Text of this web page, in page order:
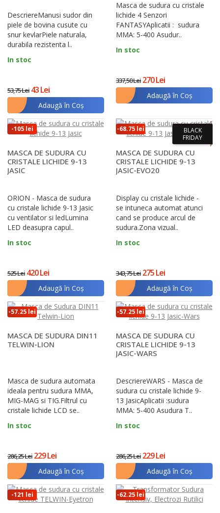
DescriereManusi sudor din
piele de bovina cusute cu
snur kevlarPiele naturala,
durabila rezistenta l..
In stoc
53,75 Lei 43 Lei
Adaugă în Coş
Masca de sudura cu cristale
lichide 4 Senzori
FANTASYAplicatii : sudura
MMA: 5-400 Asudur..
In stoc
337,50 Lei 270 Lei
Adaugă în Coş
-105 lei
MASCA DE SUDURA CU
CRISTALE LICHIDE 9-13
JASIC
ORION - Masca de sudura
cu cristale lichide 9-13 Jasic
cu ventilator si ledLumina
LED deasupra capul..
In stoc
525 Lei 420 Lei
Adaugă în Coş
BLACK
FRIDAY
-68.75 lei
MASCA DE SUDURA CU
CRISTALE LICHIDE 9-13
JASIC-EVO20
Display cu cristale lichide -
se intuneca automat atunci
cand se produce arcul de
sudura.Zona vizual..
In stoc
343,75 Lei 275 Lei
Adaugă în Coş
-57.25 lei
MASCA DE SUDURA DIN11
TELWIN-LION
Masca de sudura automata
ideala pentru sudura MMA,
MIG-MAG si TIG.Filtrul cu
cristale lichide LCD se..
In stoc
286,25 Lei 229 Lei
Adaugă în Coş
-57.25 lei
MASCA DE SUDURA CU
CRISTALE LICHIDE 9-13
JASIC-WARS
DescriereWARS - Masca de
sudura cu cristale lichide 9-
13 JasicAplicatii :sudura
MMA: 5-400 Asudura T..
In stoc
286,25 Lei 229 Lei
Adaugă în Coş
-121 lei -62.25 lei